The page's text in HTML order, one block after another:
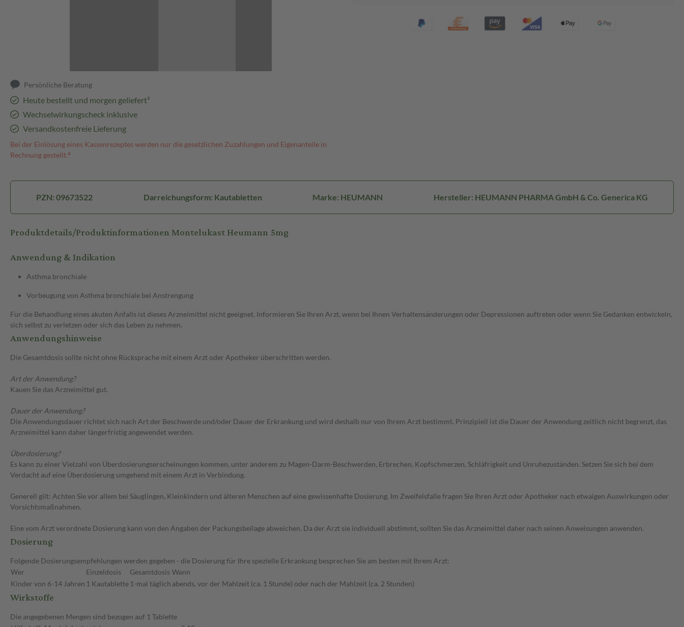
Persönliche Beratung
Heute bestellt und morgen geliefert³
Wechselwirkungscheck inklusive
Versandkostenfreie Lieferung
Bei der Einlösung eines Kassenrezeptes werden nur die gesetzlichen Zuzahlungen und Eigenanteile in
Rechnung gestellt.⁴
PZN: 09673522 Darreichungsform: Kautabletten Marke: HEUMANN Hersteller: HEUMANN PHARMA GmbH & Co. Generica KG
Produktdetails/Produktinformationen Montelukast Heumann 5mg
Anwendung & Indikation
Asthma bronchiale
Vorbeugung von Asthma bronchiale bei Anstrengung
Für die Behandlung eines akuten Anfalls ist dieses Arzneimittel nicht geeignet. Informieren Sie Ihren Arzt, wenn bei Ihnen Verhaltensänderungen oder Depressionen auftreten oder wenn Sie Gedanken entwickeln,
sich selbst zu verletzen oder sich das Leben zu nehmen.
Anwendungshinweise
Die Gesamtdosis sollte nicht ohne Rücksprache mit einem Arzt oder Apotheker überschritten werden.
Art der Anwendung?
Kauen Sie das Arzneimittel gut.
Dauer der Anwendung?
Die Anwendungsdauer richtet sich nach Art der Beschwerde und/oder Dauer der Erkrankung und wird deshalb nur von Ihrem Arzt bestimmt. Prinzipiell ist die Dauer der Anwendung zeitlich nicht begrenzt, das
Arzneimittel kann daher längerfristig angewendet werden.
Überdosierung?
Es kann zu einer Vielzahl von Überdosierungserscheinungen kommen, unter anderem zu Magen-Darm-Beschwerden, Erbrechen, Kopfschmerzen, Schläfrigkeit und Unruhezuständen. Setzen Sie sich bei dem
Verdacht auf eine Überdosierung umgehend mit einem Arzt in Verbindung.
Generell gilt: Achten Sie vor allem bei Säuglingen, Kleinkindern und älteren Menschen auf eine gewissenhafte Dosierung. Im Zweifelsfalle fragen Sie Ihren Arzt oder Apotheker nach etwaigen Auswirkungen oder
Vorsichtsmaßnahmen.
Eine vom Arzt verordnete Dosierung kann von den Angaben der Packungsbeilage abweichen. Da der Arzt sie individuell abstimmt, sollten Sie das Arzneimittel daher nach seinen Anweisungen anwenden.
Dosierung
Folgende Dosierungsempfehlungen werden gegeben - die Dosierung für Ihre spezielle Erkrankung besprechen Sie am besten mit Ihrem Arzt:
Wer
Einzeldosis Gesamtdosis Wann
Kinder von 6-14 Jahren 1 Kautablette 1-mal täglich abends, vor der Mahlzeit (ca. 1 Stunde) oder nach der Mahlzeit (ca. 2 Stunden)
Wirkstoffe
Die angegebenen Mengen sind bezogen auf 1 Tablette